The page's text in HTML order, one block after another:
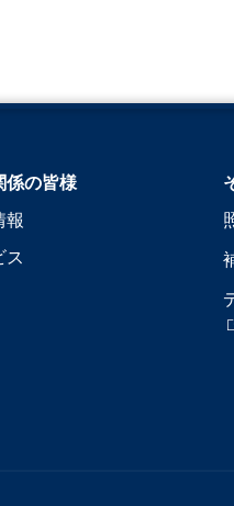
係の皆様
報
ス